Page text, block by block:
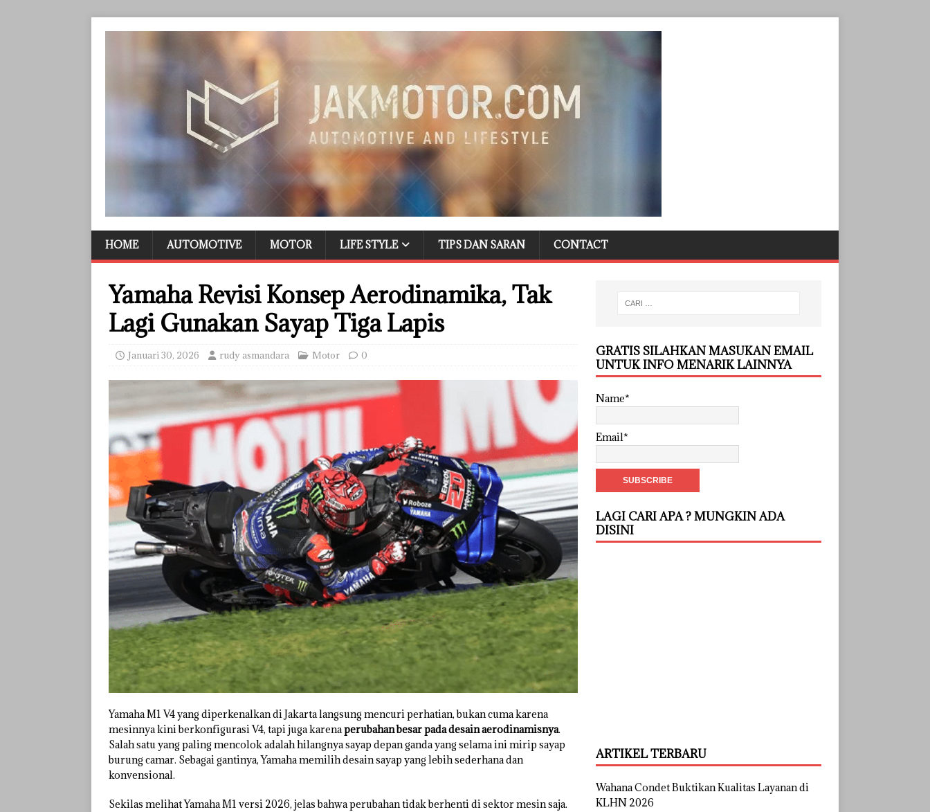
HOME AUTOMOTIVE MOTOR LIFE STYLE TIPS DAN SARAN CONTACT
Yamaha Revisi Konsep Aerodinamika, Tak
Lagi Gunakan Sayap Tiga Lapis
Januari 30, 2026 rudy asmandara Motor 0
Yamaha M1 V4 yang diperkenalkan di Jakarta langsung mencuri perhatian, bukan cuma karena
mesinnya kini berkonfigurasi V4, tapi juga karenaperubahan besar pada desain aerodinamisnya.
Salah satu yang paling mencolok adalah hilangnya sayap depan ganda yang selama ini mirip sayap
burung camar. Sebagai gantinya, Yamaha memilih desain sayap yang lebih sederhana dan
konvensional.
Sekilas melihat Yamaha M1 versi 2026, jelas bahwa perubahan tidak berhenti di sektor mesin saja.
GRATIS SILAHKAN MASUKAN EMAIL
UNTUK INFO MENARIK LAINNYA
Name*
Email*
LAGI CARI APA ? MUNGKIN ADA
DISINI
ARTIKEL TERBARU
Wahana Condet Buktikan Kualitas Layanan di
KLHN 2026